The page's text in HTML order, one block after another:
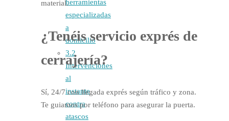
herramientas
especializadas
a
domicilio
3.2
Intervenciones
al
instante
contra
atascos
material.
¿Tenéis servicio exprés de
cerrajería?
Sí, 24/7 con llegada exprés según tráfico y zona.
Te guiamos por teléfono para asegurar la puerta.